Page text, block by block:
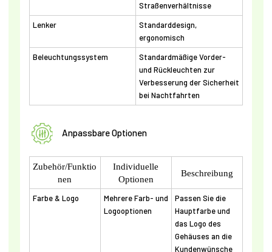
Straßenverhältnisse
Lenker
Standarddesign,
ergonomisch
Beleuchtungssystem
Standardmäßige Vorder-
und Rückleuchten zur
Verbesserung der Sicherheit
bei Nachtfahrten
Anpassbare Optionen
Zubehör/Funktio
nen
Individuelle
Optionen
Beschreibung
Farbe & Logo
Mehrere Farb- und
Logooptionen
Passen Sie die
Hauptfarbe und
das Logo des
Gehäuses an die
Kundenwünsche